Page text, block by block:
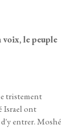
voix, le peuple
tristement
Israel ont
entrer. Moshé